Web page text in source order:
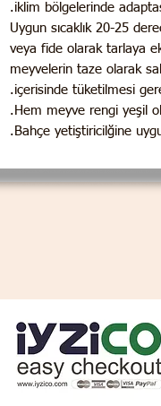
iklim bölgelerinde
Uygun sıcaklık 20-25
veya fide olarak tarlaya
meyvelerin taze olarak
içerisinde tüketilmesi
Hem meyve rengi yeşil
Bahçe yetiştiricilğine